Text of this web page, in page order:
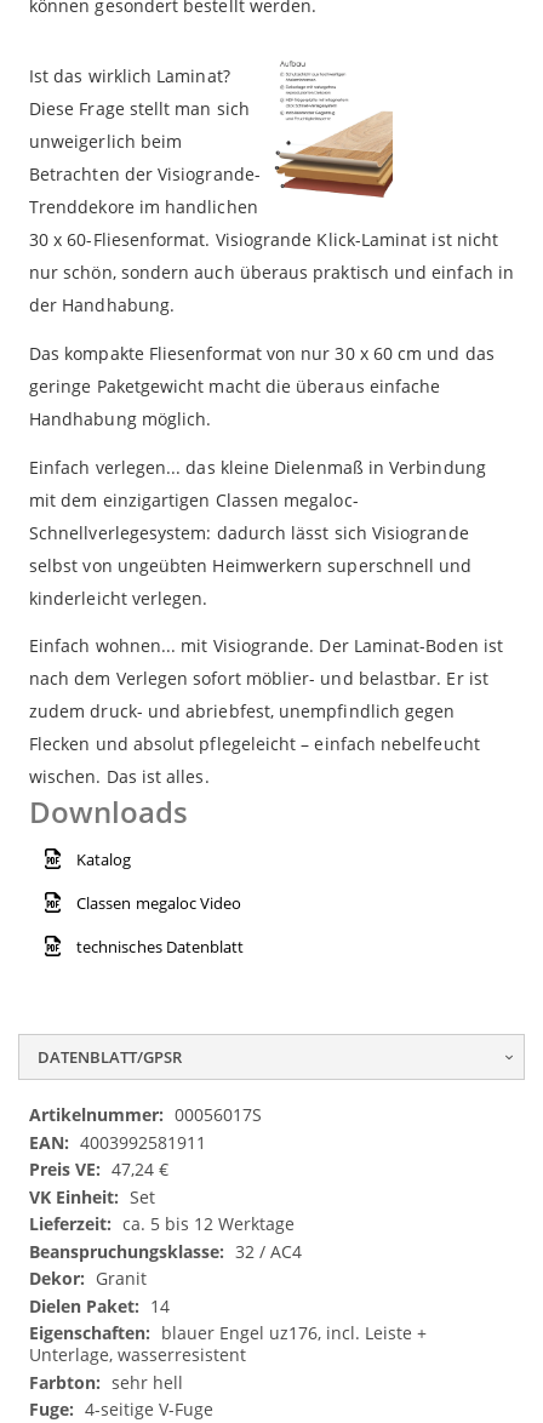
können gesondert bestellt werden.
Ist das wirklich Laminat?
Diese Frage stellt man sich
unweigerlich beim
Betrachten der Visiogrande-
Trenddekore im handlichen
30 x 60-Fliesenformat. Visiogrande Klick-Laminat ist nicht
nur schön, sondern auch überaus praktisch und einfach in
der Handhabung.
Das kompakte Fliesenformat von nur 30 x 60 cm und das
geringe Paketgewicht macht die überaus einfache
Handhabung möglich.
Einfach verlegen... das kleine Dielenmaß in Verbindung
mit dem einzigartigen Classen megaloc-
Schnellverlegesystem: dadurch lässt sich Visiogrande
selbst von ungeübten Heimwerkern superschnell und
kinderleicht verlegen.
Einfach wohnen... mit Visiogrande. Der Laminat-Boden ist
nach dem Verlegen sofort möblier- und belastbar. Er ist
zudem druck- und abriebfest, unempfindlich gegen
Flecken und absolut pflegeleicht – einfach nebelfeucht
wischen. Das ist alles.
Downloads
Katalog
Classen megaloc Video
technisches Datenblatt
DATENBLATT/GPSR
Datenblatt/GPSR 00056017S
4003992581911
47,24 €
Set
ca. 5 bis 12 Werktage
32 / AC4
Granit
14
blauer Engel uz176, incl. Leiste +
Unterlage, wasserresistent
sehr hell
4-seitige V-Fuge